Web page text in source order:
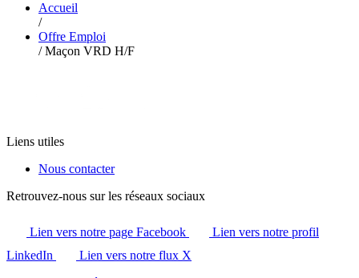
Accueil
/
Offre Emploi
/ Maçon VRD H/F
Liens utiles
Nous contacter
Retrouvez-nous sur les réseaux sociaux
Lien vers notre page Facebook
Lien vers notre profil
LinkedIn
Lien vers notre flux X